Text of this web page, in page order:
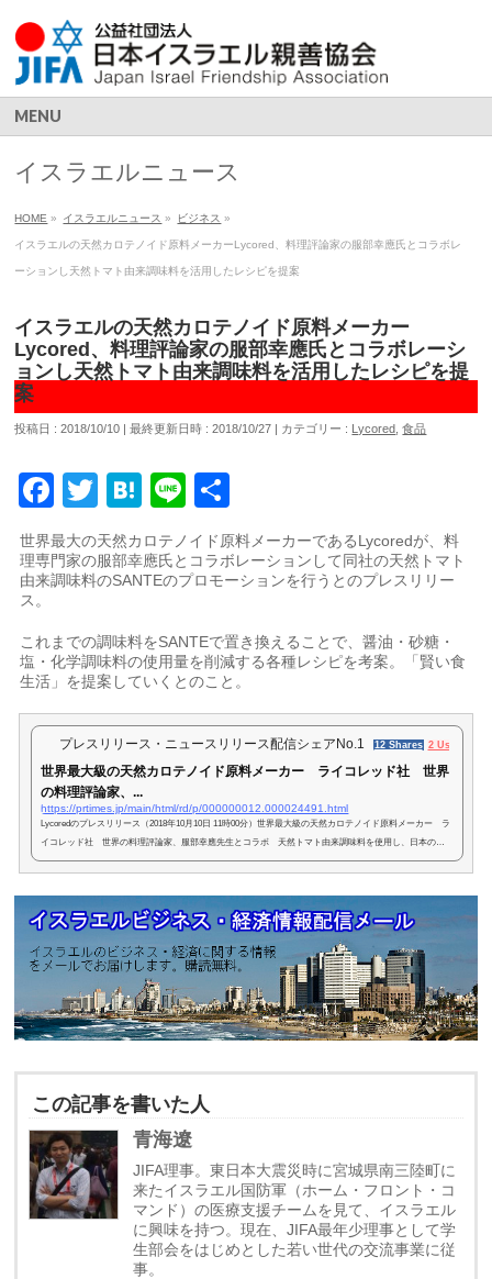
MENU
イスラエルニュース
HOME » イスラエルニュース » ビジネス »
イスラエルの天然カロテノイド原料メーカーLycored、料理評論家の服部幸應氏とコラボレ
ーションし天然トマト由来調味料を活用したレシピを提案
イスラエルの天然カロテノイド原料メーカー
Lycored、料理評論家の服部幸應氏とコラボレーシ
ョンし天然トマト由来調味料を活用したレシピを提
案
投稿日 : 2018/10/10 最終更新日時 : 2018/10/27 カテゴリー : Lycored ,食品
Facebook
Twitter
Hatena
Line
有
世界最大の天然カロテノイド原料メーカーであるLycoredが、料
理専門家の服部幸應氏とコラボレーションして同社の天然トマト
由来調味料のSANTEのプロモーションを行うとのプレスリリー
ス。
これまでの調味料をSANTEで置き換えることで、醤油・砂糖・
塩・化学調味料の使用量を削減する各種レシピを考案。「賢い食
生活」を提案していくとのこと。
プレスリリース・ニュースリリース配信シェアNo.1｜PR TIMES
12 Shares 2 Users
世界最大級の天然カロテノイド原料メーカー ライコレッド社 世界
の料理評論家、...
https://prtimes.jp/main/html/rd/p/000000012.000024491.html
Lycoredのプレスリリース（2018年10月10日 11時00分）世界最大級の天然カロテノイド原料メーカー ラ
イコレッド社 世界の料理評論家、服部幸應先生とコラボ 天然トマト由来調味料を使用し、日本のの
普及に拍車をかける
この記事を書いた人
青海遼
JIFA理事。東日本大震災時に宮城県南三陸町に
来たイスラエル国防軍（ホーム・フロント・コ
マンド）の医療支援チームを見て、イスラエル
に興味を持つ。現在、JIFA最年少理事として学
生部会をはじめとした若い世代の交流事業に従
事。